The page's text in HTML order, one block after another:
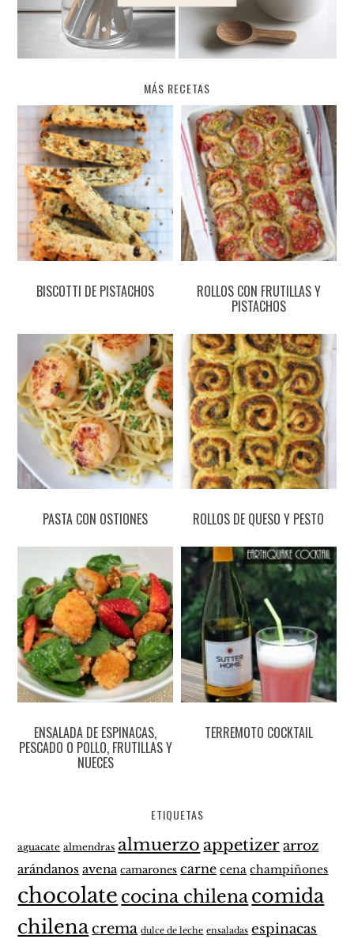
MÁS RECETAS
BISCOTTI DE PISTACHOS ROLLOS CON FRUTILLAS Y
PISTACHOS
PASTA CON OSTIONES ROLLOS DE QUESO Y PESTO
ENSALADA DE ESPINACAS,
PESCADO O POLLO, FRUTILLAS Y
NUECES
TERREMOTO COCKTAIL
ETIQUETAS
aguacate almendras almuerzo appetizer arroz
arándanos avena camarones carne cena champiñones
chocolate cocina chilenacomida
chilenacrema dulce de leche ensaladas espinacas